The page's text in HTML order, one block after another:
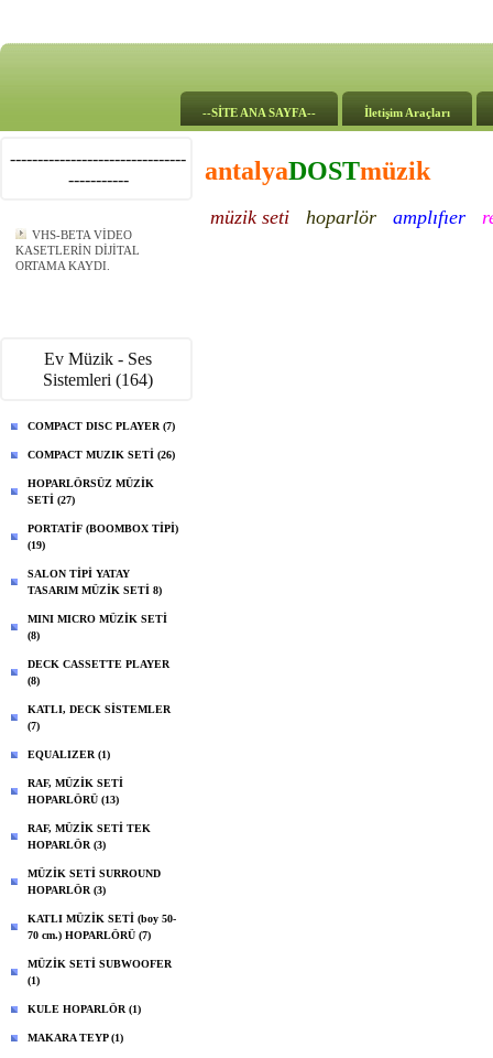
--SİTE ANA SAYFA-- İletişim Araçları
--------------------------------
-----------
VHS-BETA VİDEO
KASETLERİN DİJİTAL
ORTAMA KAYDI.
Ev Müzik - Ses
Sistemleri (164)
COMPACT DISC PLAYER (7)
COMPACT MUZIK SETİ (26)
HOPARLÖRSÜZ MÜZİK
SETİ (27)
PORTATİF (BOOMBOX TİPİ)
(19)
SALON TİPİ YATAY
TASARIM MÜZİK SETİ 8)
MINI MICRO MÜZİK SETİ
(8)
DECK CASSETTE PLAYER
(8)
KATLI, DECK SİSTEMLER
(7)
EQUALIZER (1)
RAF, MÜZİK SETİ
HOPARLÖRÜ (13)
RAF, MÜZİK SETİ TEK
HOPARLÖR (3)
MÜZİK SETİ SURROUND
HOPARLÖR (3)
KATLI MÜZİK SETİ (boy 50-
70 cm.) HOPARLÖRÜ (7)
MÜZİK SETİ SUBWOOFER
(1)
KULE HOPARLÖR (1)
MAKARA TEYP (1)
antalyaDOSTmüzik
müzik seti hoparlör amplıfıer